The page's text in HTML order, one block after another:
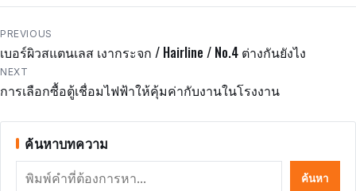
แนะแนว
เรื่อง
PREVIOUS
เบอร์ผิวสแตนเลส เงากระจก / Hairline / No.4 ต่างกันยังไง
NEXT
การเลือกซื้อตู้เชื่อมไฟฟ้าให้คุ้มค่ากับงานในโรงงาน
ค้นหาบทความ
ค้นหา ค้นหา